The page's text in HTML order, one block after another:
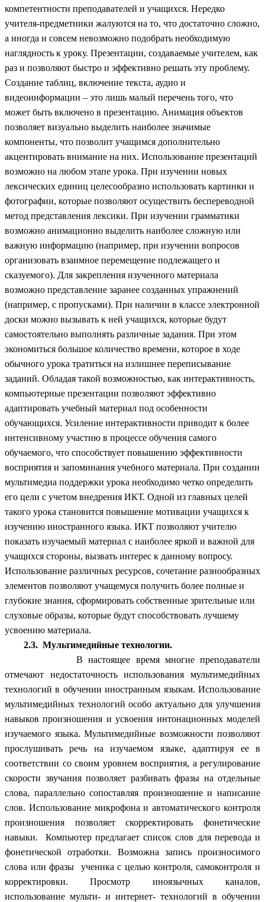
компетентности преподавателей и учащихся. Нередко
учителя-предметники жалуются на то, что достаточно сложно,
а иногда и совсем невозможно подобрать необходимую
наглядность к уроку. Презентации, создаваемые учителем, как
раз и позволяют быстро и эффективно решать эту проблему.
Создание таблиц, включение текста, аудио и
видеоинформации – это лишь малый перечень того, что
может быть включено в презентацию. Анимация объектов
позволяет визуально выделить наиболее значимые
компоненты, что позволит учащимся дополнительно
акцентировать внимание на них. Использование презентаций
возможно на любом этапе урока. При изучении новых
лексических единиц целесообразно использовать картинки и
фотографии, которые позволяют осуществить беспереводной
метод представления лексики. При изучении грамматики
возможно анимационно выделить наиболее сложную или
важную информацию (например, при изучении вопросов
организовать взаимное перемещение подлежащего и
сказуемого). Для закрепления изученного материала
возможно представление заранее созданных упражнений
(например, с пропусками). При наличии в классе электронной
доски можно вызывать к ней учащихся, которые будут
самостоятельно выполнять различные задания. При этом
экономиться большое количество времени, которое в ходе
обычного урока тратиться на излишнее переписывание
заданий. Обладая такой возможностью, как интерактивность,
компьютерные презентации позволяют эффективно
адаптировать учебный материал под особенности
обучающихся. Усиление интерактивности приводит к более
интенсивному участию в процессе обучения самого
обучаемого, что способствует повышению эффективности
восприятия и запоминания учебного материала. При создании
мультимедиа поддержки урока необходимо четко определить
его цели с учетом внедрения ИКТ. Одной из главных целей
такого урока становится повышение мотивации учащихся к
изучению иностранного языка. ИКТ позволяют учителю
показать изучаемый материал с наиболее яркой и важной для
учащихся стороны, вызвать интерес к данному вопросу.
Использование различных ресурсов, сочетание разнообразных
элементов позволяют учащемуся получить более полные и
глубокие знания, сформировать собственные зрительные или
слуховые образы, которые будут способствовать лучшему
усвоению материала.
2.3. Мультимедийные технологии.
В настоящее время многие преподаватели
отмечают недостаточность использования мультимедийных
технологий в обучении иностранным языкам. Использование
мультимедийных технологий особо актуально для улучшения
навыков произношения и усвоения интонационных моделей
изучаемого языка. Мультимедийные возможности позволяют
прослушивать речь на изучаемом языке, адаптируя ее в
соответствии со своим уровнем восприятия, а регулирование
скорости звучания позволяет разбивать фразы на отдельные
слова, параллельно сопоставляя произношение и написание
слов. Использование микрофона и автоматического контроля
произношения позволяет скорректировать фонетические
навыки. Компьютер предлагает список слов для перевода и
фонетической отработки. Возможна запись произносимого
слова или фразы ученика с целью контроля, самоконтроля и
корректировки. Просмотр иноязычных каналов,
использование мульти- и интернет- технологий в обучении